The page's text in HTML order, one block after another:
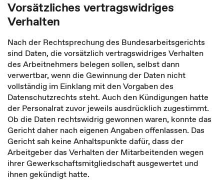
Vorsätzliches vertragswidriges
Verhalten
Nach der Rechtsprechung des Bundesarbeitsgerichts
sind Daten, die vorsätzlich vertragswidriges Verhalten
des Arbeitnehmers belegen sollen, selbst dann
verwertbar, wenn die Gewinnung der Daten nicht
vollständig im Einklang mit den Vorgaben des
Datenschutzrechts steht. Auch den Kündigungen hatte
der Personalrat zuvor jeweils ausdrücklich zugestimmt.
Ob die Daten rechtswidrig gewonnen waren, konnte das
Gericht daher nach eigenen Angaben offenlassen. Das
Gericht sah keine Anhaltspunkte dafür, dass der
Arbeitgeber das Verhalten der Mitarbeitenden wegen
ihrer Gewerkschaftsmitgliedschaft ausgewertet und
ihnen gekündigt hatte.